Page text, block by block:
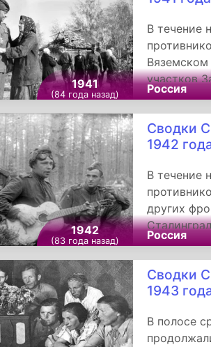
избрать
скончался
сей день,
1941
(84 года назад)
В течение
участков
наносят
Россия
1942
(83 года назад)
Сводки
1942
В течение
других
немецких
Россия
Сводки
1943
В полосе